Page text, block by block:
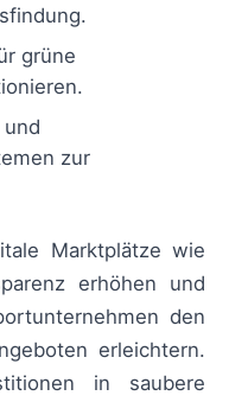
grüne
zur
Marktplätze wie
erhöhen und
den
erleichtern.
in saubere